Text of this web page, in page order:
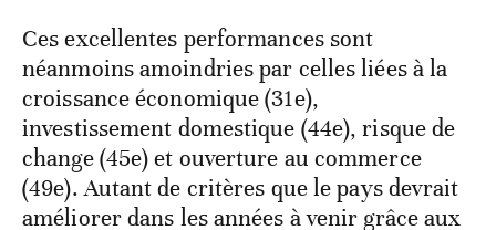
Ces excellentes performances sont
néanmoins amoindries par celles liées à la
croissance économique (31e),
investissement domestique (44e), risque de
change (45e) et ouverture au commerce
(49e). Autant de critères que le pays devrait
améliorer dans les années à venir grâce aux